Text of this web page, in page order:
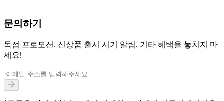
문의하기
독점 프로모션, 신상품 출시 시기 알림, 기타 혜택을 놓치지 마
세요!